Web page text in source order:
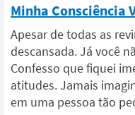
Minha Consciência
Apesar de todas as
descansada. Já você
Confesso que fiquei
atitudes. Jamais
em uma pessoa tão